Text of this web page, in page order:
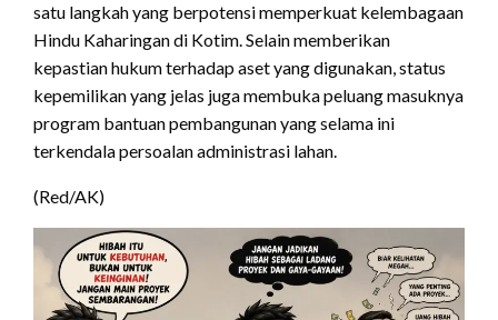
satu langkah yang berpotensi memperkuat kelembagaan
Hindu Kaharingan di Kotim. Selain memberikan
kepastian hukum terhadap aset yang digunakan, status
kepemilikan yang jelas juga membuka peluang masuknya
program bantuan pembangunan yang selama ini
terkendala persoalan administrasi lahan.
(Red/AK)